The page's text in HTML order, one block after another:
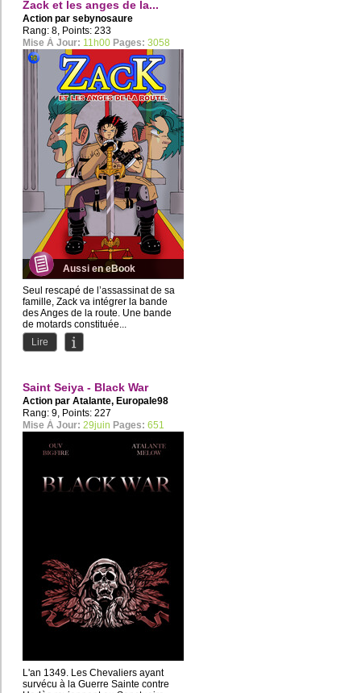
Zack et les anges de la...
Action par sebynosaure
Rang: 8, Points: 233
Mise À Jour: 11h00 Pages: 3058
Aussi en eBook
Seul rescapé de l’assassinat de sa
famille, Zack va intégrer la bande
des Anges de la route. Une bande
de motards constituée...
Lire
Saint Seiya - Black War
Action par Atalante, Europale98
Rang: 9, Points: 227
Mise À Jour: 29juin Pages: 651
L'an 1349. Les Chevaliers ayant
survécu à la Guerre Sainte contre